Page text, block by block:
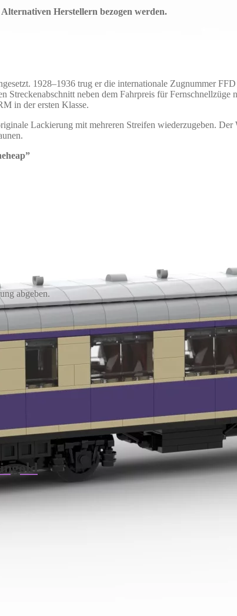
Herstellern bezogen werden.
1928–1936 trug er die internationale Zugnummer
Streckenabschnitt neben dem Fahrpreis für
in der ersten Klasse.
Lackierung mit mehreren Streifen wiederzugeben.
abgeben.